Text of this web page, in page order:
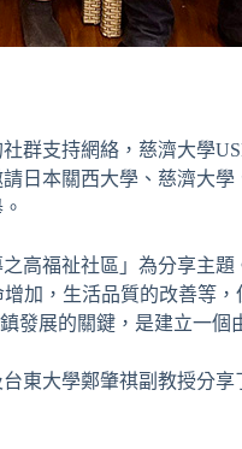
支持網絡，慈濟大學
日本關西大學、慈濟大
高福祉社區」為分享主
加，生活品質的改善等
發展的關鍵，是建立一個
東大學鄭肇祺副教授分